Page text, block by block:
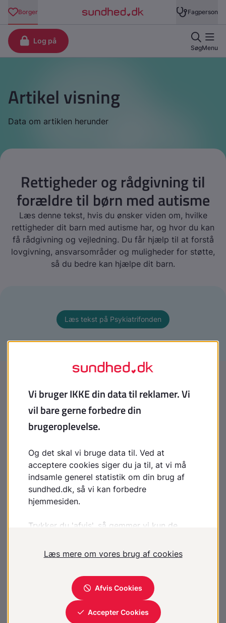
Artikel visning
Data om artiklen herunder
Rettigheder og rådgivning til
forældre til børn med autisme
Læs denne tekst, hvis du ønsker viden om, hvilke
rettigheder dit barn med autisme har, og hvor du kan
få rådgivning og vejledning. Du får hjælp til at forstå
lovgivning, ansvarsområder og muligheder for støtte,
så du bedre kan hjælpe dit barn.
Læs tekst på Psykiatrifonden